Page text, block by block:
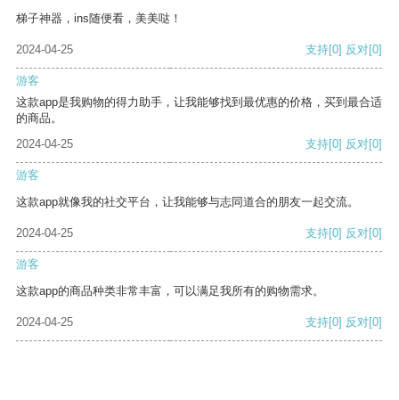
梯子神器，ins随便看，美美哒！
2024-04-25 支持[0] 反对[0]
游客
这款app是我购物的得力助手，让我能够找到最优惠的价格，买到最合适
的商品。
2024-04-25
支持[0] 反对[0]
游客
这款app就像我的社交平台，让我能够与志同道合的朋友一起交流。
2024-04-25 支持[0] 反对[0]
游客
这款app的商品种类非常丰富，可以满足我所有的购物需求。
2024-04-25 支持[0] 反对[0]